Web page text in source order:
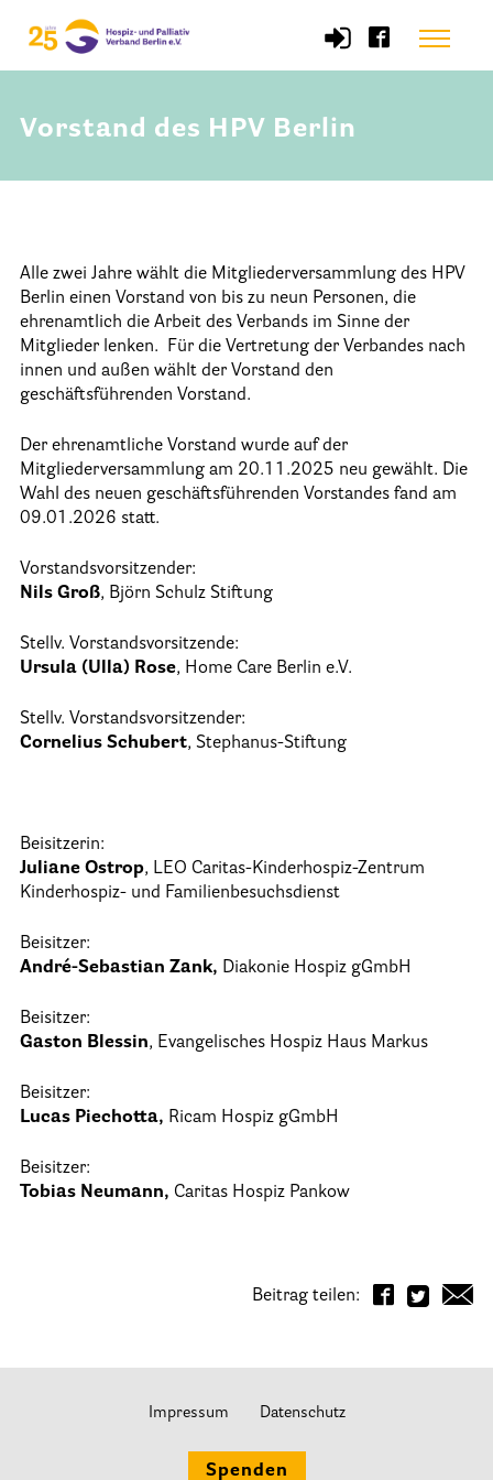
Menu
Start
Satzung des HPV Berlin e.V.
Mitgliedschaft im Verband
Vorstand des HPV Berlin
Freie Stellen
Mitgliederbereich (Intranet)
Hospizgedanke
Besondere Situationen
Betreuung Zuhause
Betreuung im Pflegeheim
Betreuung im stationären Hospiz
Patientenverfügung – Vorsorgevollmacht –
Veranstaltungen
25 Jahre HPV Berlin – Festakt am 19. Okt. 2024
Berliner Hospizaktionen
Berliner Werkstattgespräche zur Hospiz- und Palliativarbeit
Berliner Hospizforen
Presse & Aktuelles
Tageshospize
Vorstand des HPV Berlin
Alle zwei Jahre wählt die Mitgliederversammlung des HPV
Berlin einen Vorstand von bis zu neun Personen, die
ehrenamtlich die Arbeit des Verbands im Sinne der
Mitglieder lenken. Für die Vertretung der Verbandes nach
innen und außen wählt der Vorstand den
geschäftsführenden Vorstand.
Der ehrenamtliche Vorstand wurde auf der
Mitgliederversammlung am 20.11.2025 neu gewählt. Die
Wahl des neuen geschäftsführenden Vorstandes fand am
09.01.2026 statt.
Vorstandsvorsitzender:
Nils Groß, Björn Schulz Stiftung
Stellv. Vorstandsvorsitzende:
Ursula (Ulla) Rose, Home Care Berlin e.V.
Stellv. Vorstandsvorsitzender:
Cornelius Schubert, Stephanus-Stiftung
Beisitzerin:
Juliane Ostrop, LEO Caritas-Kinderhospiz-Zentrum
Kinderhospiz- und Familienbesuchsdienst
Beisitzer:
André-Sebastian Zank, Diakonie Hospiz gGmbH
Beisitzer:
Gaston Blessin, Evangelisches Hospiz Haus Markus
Beisitzer:
Lucas Piechotta, Ricam Hospiz gGmbH
Beisitzer:
Tobias Neumann, Caritas Hospiz Pankow
Beitrag teilen:
Spenden
Impressum Datenschutz